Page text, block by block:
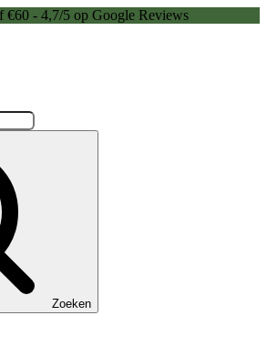
€60 - 4,7/5 op Google Reviews
Zoeken